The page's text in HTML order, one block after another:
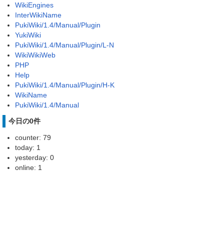
WikiEngines
InterWikiName
PukiWiki/1.4/Manual/Plugin
YukiWiki
PukiWiki/1.4/Manual/Plugin/L-N
WikiWikiWeb
PHP
Help
PukiWiki/1.4/Manual/Plugin/H-K
WikiName
PukiWiki/1.4/Manual
今日の0件
counter: 79
today: 1
yesterday: 0
online: 1